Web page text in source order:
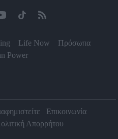
Life Now
Πρόσωπα
Power
Επικοινωνία
Απορρήτου